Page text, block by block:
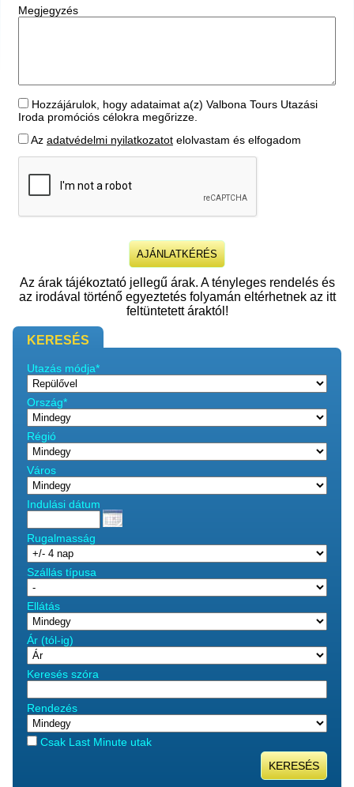
Megjegyzés
Hozzájárulok, hogy adataimat a(z) Valbona Tours Utazási
Iroda promóciós célokra megőrizze.
Az adatvédelmi nyilatkozatot elolvastam és elfogadom
Az árak tájékoztató jellegű árak. A tényleges rendelés és
az irodával történő egyeztetés folyamán eltérhetnek az itt
feltüntetett áraktól!
KERESÉS
Utazás módja*
Ország*
Régió
Város
Indulási dátum
Rugalmasság
Szállás típusa
Ellátás
Ár (tól-ig)
Keresés szóra
Rendezés
Csak Last Minute utak
KERESÉS